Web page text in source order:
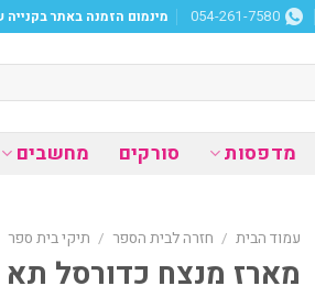
054-261-7580 מינמום הזמנה באתר בקנייה של 150 ש''ח
מדפסות סורקים מחשבים
עמוד הבית / חזרה לבית הספר / תיקי בית ספר
מארז מנצח כדורסל תא